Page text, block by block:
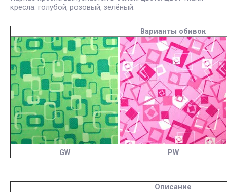
кресла: голубой, розовый, зелёный.
Варианты обивок
GW PW
Описание